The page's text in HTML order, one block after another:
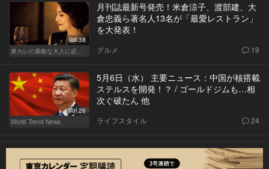
Vol.38
東カレの素敵な大人に必要なこと
月刊誌最新号発売！米倉涼子、渡部建、大
倉忠義ら著名人13名が「最愛レストラン」
を大発表！
グルメ 19
Vol.26
World Trend News
5月6日（水） 主要ニュース：中国が核搭載
ステルスを開発！？ / ゴールドジムも…相
次ぐ破たん 他
ライフスタイル 24